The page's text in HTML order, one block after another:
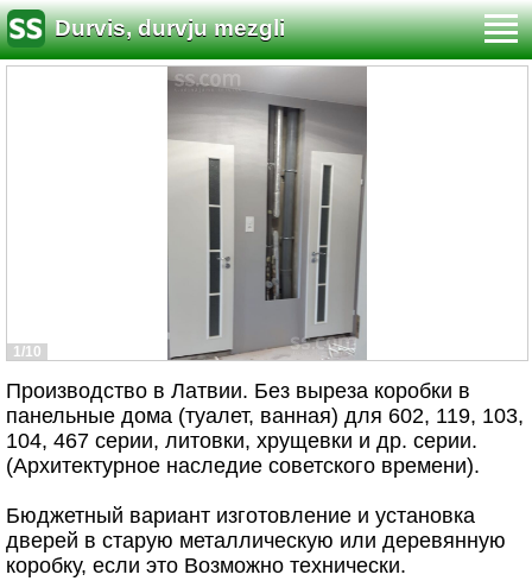
Durvis, durvju mezgli
1/10
Производство в Латвии. Без выреза коробки в
панельные дома (туалет, ванная) для 602, 119, 103,
104, 467 серии, литовки, хрущевки и др. серии.
(Архитектурное наследие советского времени).
Бюджетный вариант изготовление и установка
дверей в старую металлическую или деревянную
коробку, если это Возможно технически.